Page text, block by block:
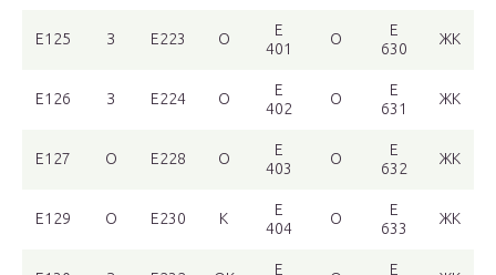
Е125 З Е223 О
Е
401
О
Е
630
ЖК
Е126 З Е224 О
Е
402
О
Е
631
ЖК
Е127 О Е228 О
Е
403
О
Е
632
ЖК
Е129 О Е230 К
Е
404
О
Е
633
ЖК
Е
Е